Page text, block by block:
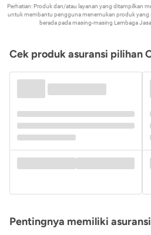
Perhatian: Produk dan/atau layanan yang ditampilkan
untuk membantu pengguna menemukan produk yang
berada pada masing-masing Lembaga
Cek produk asuransi pilihan
Pentingnya memiliki asuransi